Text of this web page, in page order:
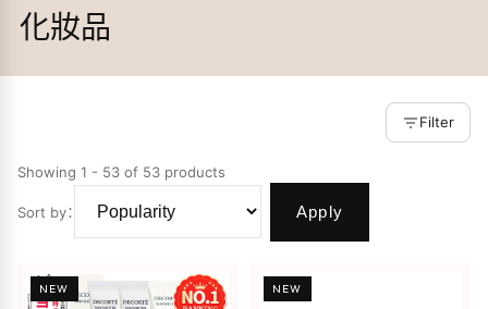
化妝品
Filter
Showing 1 - 53 of 53 products
Sort by： Apply
NEW NEW